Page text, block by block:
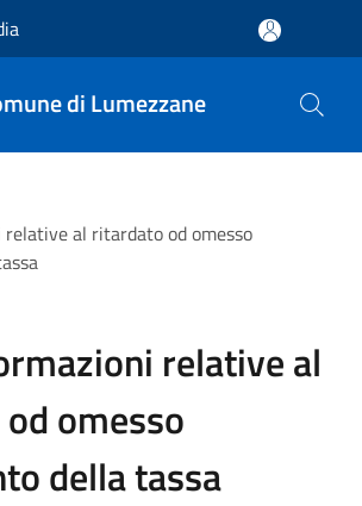
di Lumezzane
al ritardato od omesso
relative al
omesso
della tassa